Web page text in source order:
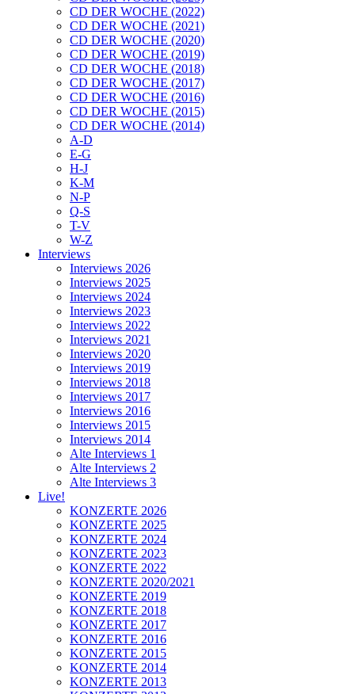
CD DER WOCHE (2022)
CD DER WOCHE (2021)
CD DER WOCHE (2020)
CD DER WOCHE (2019)
CD DER WOCHE (2018)
CD DER WOCHE (2017)
CD DER WOCHE (2016)
CD DER WOCHE (2015)
CD DER WOCHE (2014)
A-D
E-G
H-J
K-M
N-P
Q-S
T-V
W-Z
Interviews
Interviews 2026
Interviews 2025
Interviews 2024
Interviews 2023
Interviews 2022
Interviews 2021
Interviews 2020
Interviews 2019
Interviews 2018
Interviews 2017
Interviews 2016
Interviews 2015
Interviews 2014
Alte Interviews 1
Alte Interviews 2
Alte Interviews 3
Live!
KONZERTE 2026
KONZERTE 2025
KONZERTE 2024
KONZERTE 2023
KONZERTE 2022
KONZERTE 2020/2021
KONZERTE 2019
KONZERTE 2018
KONZERTE 2017
KONZERTE 2016
KONZERTE 2015
KONZERTE 2014
KONZERTE 2013